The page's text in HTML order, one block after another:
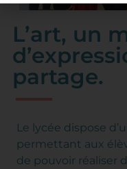
L’art, un
partage.
Le lycée dispose
permettant aux
de pouvoir réaliser